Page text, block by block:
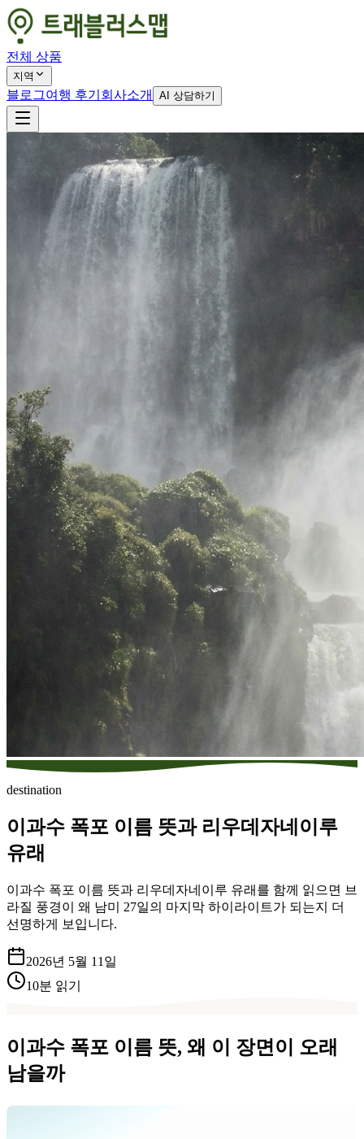
전체 상품
지역
블로그여행 후기 회사소개 AI 상담하기
destination
이과수 폭포 이름 뜻과 리우데자네이루
유래
이과수 폭포 이름 뜻과 리우데자네이루 유래를 함께 읽으면 브
라질 풍경이 왜 남미 27일의 마지막 하이라이트가 되는지 더
선명하게 보입니다.
2026년 5월 11일
10분 읽기
이과수 폭포 이름 뜻, 왜 이 장면이 오래
남을까